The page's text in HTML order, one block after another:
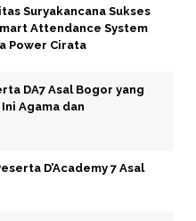
Suryakancana Sukses
Attendance System
Power Cirata
DA7 Asal Bogor yang
Agama dan
D’Academy 7 Asal